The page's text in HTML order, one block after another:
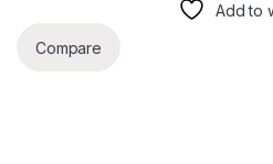
Add to
Compare